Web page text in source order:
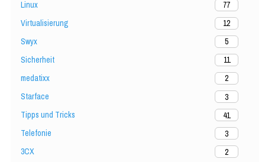
Linux
77
Virtualisierung
12
Swyx
5
Sicherheit
11
medatixx
2
Starface
3
Tipps und Tricks
41
Telefonie
3
3CX
2